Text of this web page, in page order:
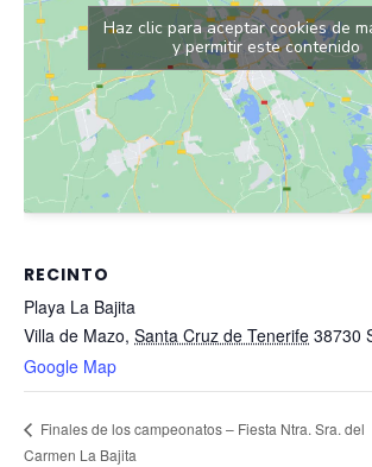
RECINTO
Playa La Bajita
Villa de Mazo, Santa Cruz de Tenerife 38730
Google Map
Haz clic para aceptar cookies de
y permitir este contenido
Finales de los campeonatos – Fiesta Ntra. Sra. del
Carmen La Bajita